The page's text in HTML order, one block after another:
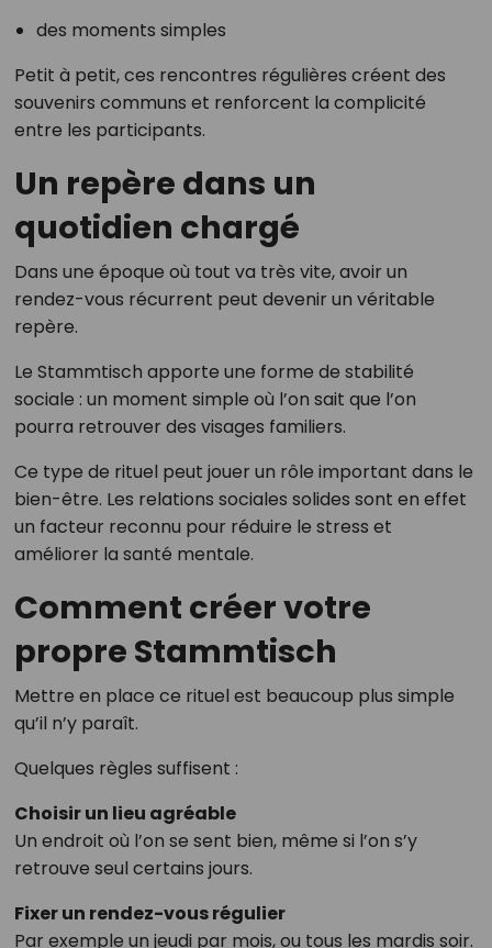
des moments simples
Petit à petit, ces rencontres régulières créent des
souvenirs communs et renforcent la complicité
entre les participants.
Un repère dans un
quotidien chargé
Dans une époque où tout va très vite, avoir un
rendez-vous récurrent peut devenir un véritable
repère.
Le Stammtisch apporte une forme de stabilité
sociale : un moment simple où l’on sait que l’on
pourra retrouver des visages familiers.
Ce type de rituel peut jouer un rôle important dans le
bien-être. Les relations sociales solides sont en effet
un facteur reconnu pour réduire le stress et
améliorer la santé mentale.
Comment créer votre
propre Stammtisch
Mettre en place ce rituel est beaucoup plus simple
qu’il n’y paraît.
Quelques règles suffisent :
Choisir un lieu agréable
Un endroit où l’on se sent bien, même si l’on s’y
retrouve seul certains jours.
Fixer un rendez-vous régulier
Par exemple un jeudi par mois, ou tous les mardis soir.